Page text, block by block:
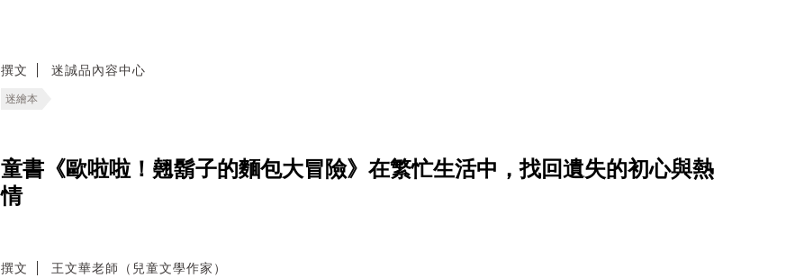
撰文 迷誠品內容中心
迷繪本
童書《歐啦啦！翹鬍子的麵包大冒險》在繁忙生活中，找回遺失的初心與熱
情
撰文 王文華老師（兒童文學作家）